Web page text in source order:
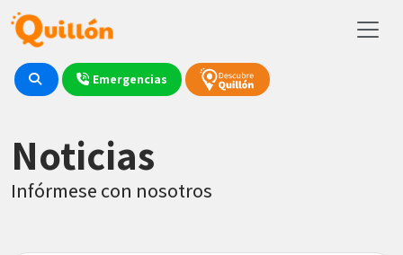
Emergencias
Noticias
Infórmese con nosotros